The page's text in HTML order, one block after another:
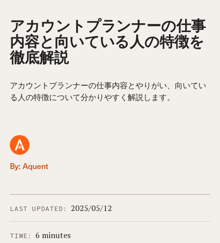
アカウントプランナーの仕事
内容と向いている人の特徴を
徹底解説
By: Aquent
アカウントプランナーの仕事内容とやりがい、向いてい
る人の特徴について分かりやすく解説します。
LAST UPDATED: 2025/05/12
TIME: 6 minutes